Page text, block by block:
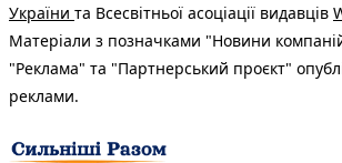
України та Всесвітньої асоціації видавців
Матеріали з позначками "Новини
"Реклама" та "Партнерський проєкт"
реклами.